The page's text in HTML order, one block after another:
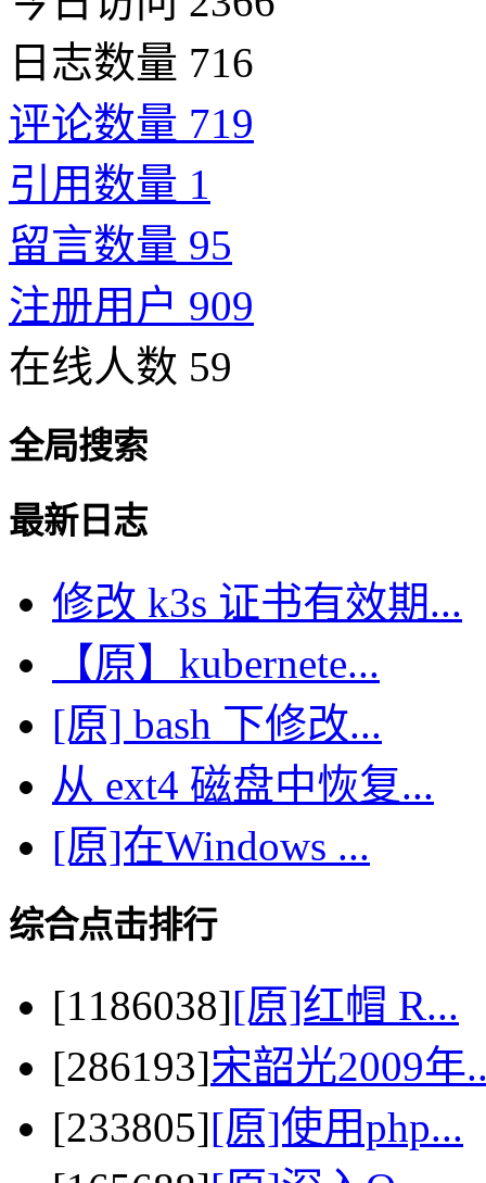
日志数量 716
评论数量 719
引用数量 1
留言数量 95
注册用户 909
在线人数 59
全局搜索
最新日志
修改 k3s 证书有效期...
【原】kubernete...
[原] bash 下修改...
从 ext4 磁盘中恢复...
[原]在Windows ...
综合点击排行
[1186038][原]红帽 R...
[286193]宋韶光2009年
[233805][原]使用php...